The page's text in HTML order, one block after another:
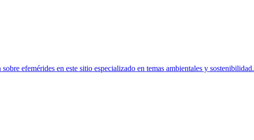
efemérides en este sitio especializado en temas ambientales y sostenibilidad.